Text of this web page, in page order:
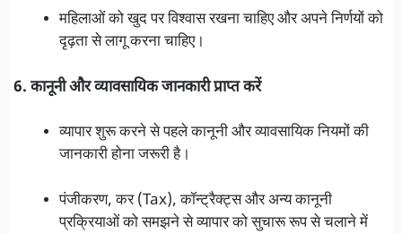
महिलाओं को खुद पर विश्वास रखना चाहिए और अपने निर्णयों को
दृढ़ता से लागू करना चाहिए।
6. कानूनी और व्यावसायिक जानकारी प्राप्त करें
व्यापार शुरू करने से पहले कानूनी और व्यावसायिक नियमों की
जानकारी होना जरूरी है।
पंजीकरण, कर (Tax), कॉन्ट्रैक्ट्स और अन्य कानूनी
प्रक्रियाओं को समझने से व्यापार को सुचारू रूप से चलाने में